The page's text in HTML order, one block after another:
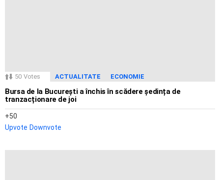
50 Votes ACTUALITATE ECONOMIE
Bursa de la București a închis în scădere ședința de
tranzacționare de joi
50
Upvote Downvote